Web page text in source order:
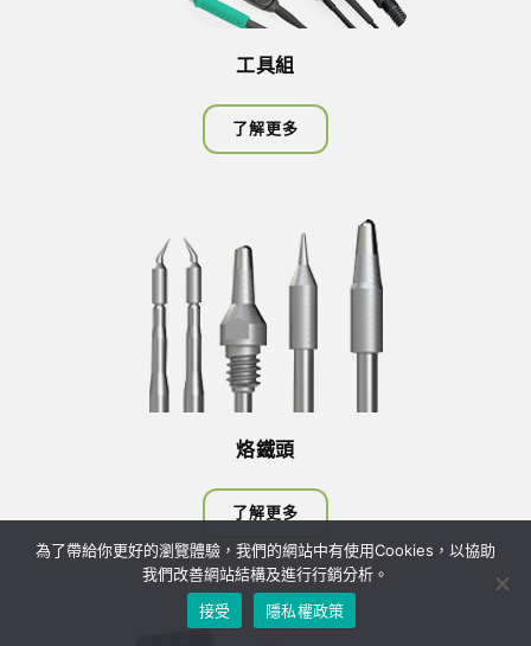
工具組
了解更多
烙鐵頭
了解更多
為了帶給你更好的瀏覽體驗，我們的網站中有使用Cookies，以協助
我們改善網站結構及進行行銷分析。
接受
隱私權政策